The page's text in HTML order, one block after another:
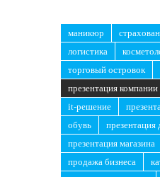
маникюр
логистика
торговый островок
презентация компании
it-решение
обувь
презентация
презентация магазина
продажа бизнеса